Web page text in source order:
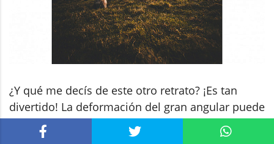
¿Y qué me decís de este otro retrato? ¡Es tan
divertido! La deformación del gran angular puede
crear retratos muy graciosos e interesantes. Tan
solo tienes que acercarte lo suficiente a tu